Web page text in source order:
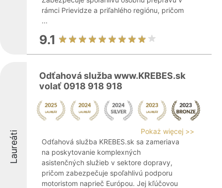
rámci Prievidze a priľahlého regiónu, pričom
...
9.1
Laureáti
Odťahová služba www.KREBES.sk
volať 0918 918 918
Pokaż więcej >>
Odťahová služba KREBES.sk sa zameriava
na poskytovanie komplexných
asistenčných služieb v sektore dopravy,
pričom zabezpečuje spoľahlivú podporu
motoristom naprieč Európou. Jej kľúčovou